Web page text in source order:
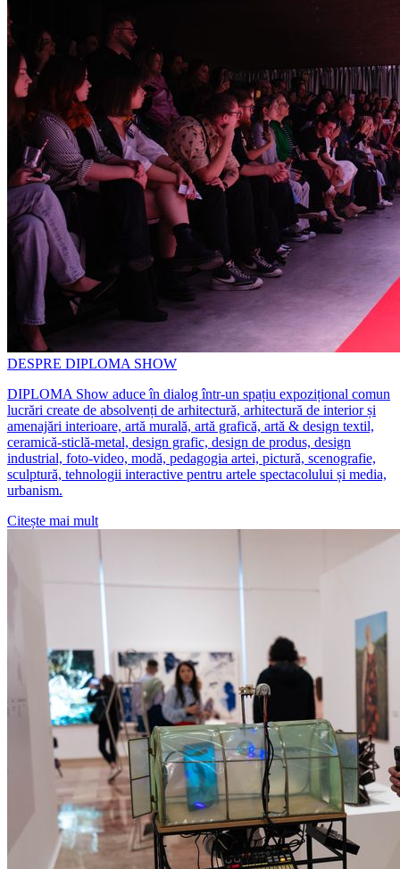
DESPRE DIPLOMA SHOW
DIPLOMA Show aduce în dialog într-un spațiu expozițional comun
lucrări create de absolvenți de arhitectură, arhitectură de interior și
amenajări interioare, artă murală, artă grafică, artă & design textil,
ceramică-sticlă-metal, design grafic, design de produs, design
industrial, foto-video, modă, pedagogia artei, pictură, scenografie,
sculptură, tehnologii interactive pentru artele spectacolului și media,
urbanism.
Citește mai mult